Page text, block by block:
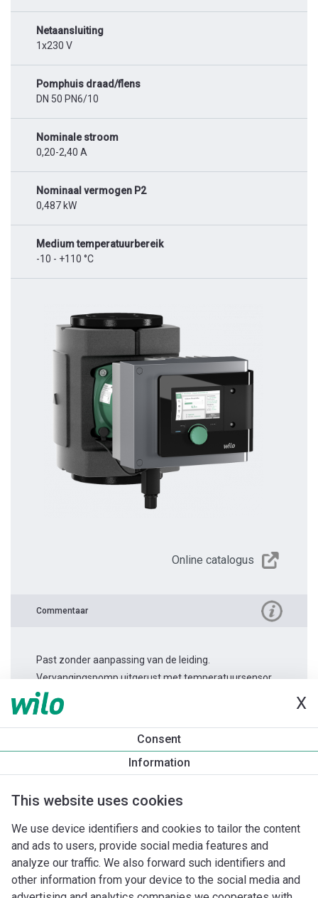
X
Consent
Information
This website uses cookies
We use device identifiers and cookies to tailor the content
and ads to users, provide social media features and
analyze our traffic. We also forward such identifiers and
other information from your device to the social media and
Netaansluiting
1x230 V
Pomphuis draad/flens
DN 50 PN6/10
Nominale stroom
0,20-2,40 A
Nominaal vermogen P2
0,487 kW
Medium temperatuurbereik
-10 - +110 °C
Online catalogus
Commentaar
Past zonder aanpassing van de leiding.
Vervangingspomp uitgerust met temperatuursensor.
Productinformatie